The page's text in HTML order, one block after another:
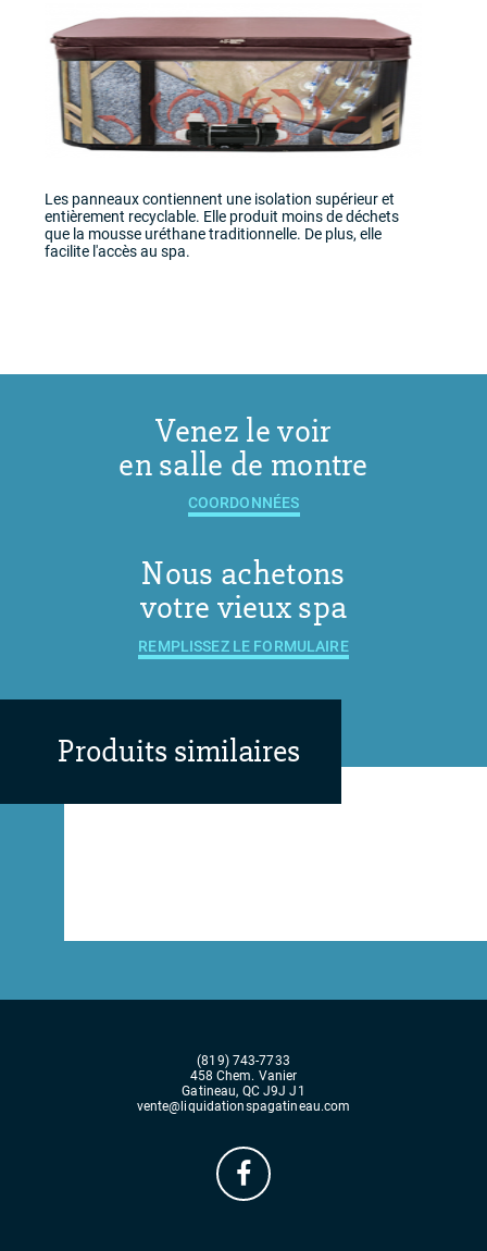
Les panneaux contiennent une isolation supérieur et
entièrement recyclable. Elle produit moins de déchets
que la mousse uréthane traditionnelle. De plus, elle
facilite l'accès au spa.
Venez le voir
en salle de montre
COORDONNÉES
Nous achetons
votre vieux spa
REMPLISSEZ LE FORMULAIRE
Produits similaires
(819) 743-7733
458 Chem. Vanier
Gatineau, QC J9J J1
vente@liquidationspagatineau.com